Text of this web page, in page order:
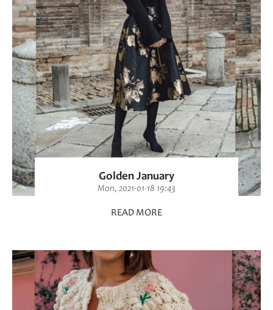
Golden January
Mon, 2021-01-18 19:43
READ MORE